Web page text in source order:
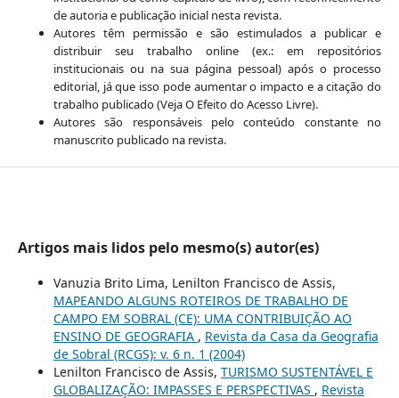
de autoria e publicação inicial nesta revista.
Autores têm permissão e são estimulados a publicar e
distribuir seu trabalho online (ex.: em repositórios
institucionais ou na sua página pessoal) após o processo
editorial, já que isso pode aumentar o impacto e a citação do
trabalho publicado (Veja O Efeito do Acesso Livre).
Autores são responsáveis pelo conteúdo constante no
manuscrito publicado na revista.
Artigos mais lidos pelo mesmo(s) autor(es)
Vanuzia Brito Lima, Lenilton Francisco de Assis,
MAPEANDO ALGUNS ROTEIROS DE TRABALHO DE
CAMPO EM SOBRAL (CE): UMA CONTRIBUIÇÃO AO
ENSINO DE GEOGRAFIA , Revista da Casa da Geografia
de Sobral (RCGS): v. 6 n. 1 (2004)
Lenilton Francisco de Assis, TURISMO SUSTENTÁVEL E
GLOBALIZAÇÃO: IMPASSES E PERSPECTIVAS , Revista